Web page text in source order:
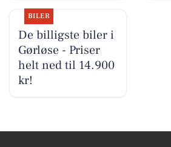
BILER
De billigste biler i
Gørløse - Priser
helt ned til 14.900
kr!